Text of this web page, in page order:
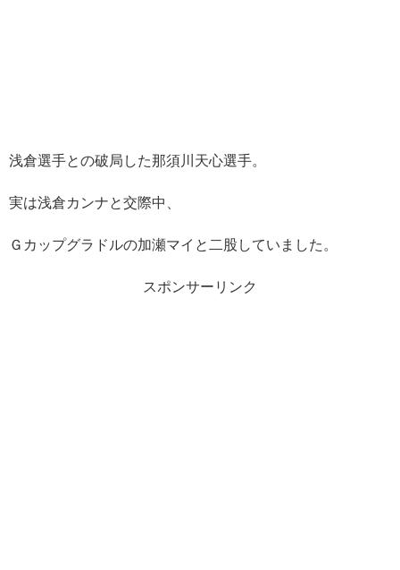
浅倉選手との破局した那須川天心選手。
実は浅倉カンナと交際中、
Ｇカップグラドルの加瀬マイと二股していました。
スポンサーリンク